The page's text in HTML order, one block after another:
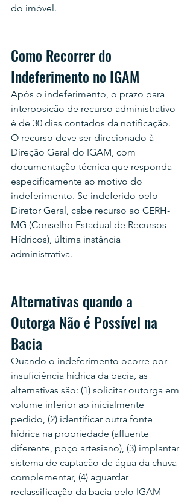
do imóvel.
Como Recorrer do
Indeferimento no IGAM
Após o indeferimento, o prazo para
interposicão de recurso administrativo
é de 30 dias contados da notificação.
O recurso deve ser direcionado à
Direção Geral do IGAM, com
documentação técnica que responda
especificamente ao motivo do
indeferimento. Se indeferido pelo
Diretor Geral, cabe recurso ao CERH-
MG (Conselho Estadual de Recursos
Hídricos), última instância
administrativa.
Alternativas quando a
Outorga Não é Possível na
Bacia
Quando o indeferimento ocorre por
insuficiência hídrica da bacia, as
alternativas são: (1) solicitar outorga em
volume inferior ao inicialmente
pedido, (2) identificar outra fonte
hídrica na propriedade (afluente
diferente, poço artesiano), (3) implantar
sistema de captacão de água da chuva
complementar, (4) aguardar
reclassificação da bacia pelo IGAM